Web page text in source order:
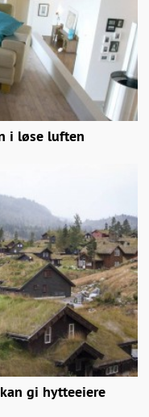
i løse luften
gi hytteeiere